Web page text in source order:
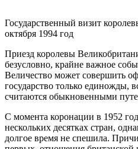
Государственный визит
октября 1994 год
Приезд королевы
безусловно, крайне важное
Величество может совершить
государство только единожды,
считаются обыкновенными
С момента коронации в 1952
нескольких десятках стран,
долгое время не спешила.